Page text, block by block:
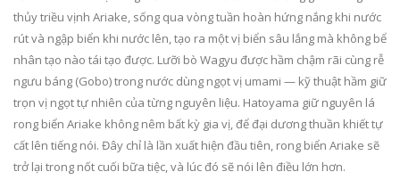
thủy triều vịnh Ariake, sống qua vòng tuần hoàn hứng nắng khi nước
rút và ngập biển khi nước lên, tạo ra một vị biển sâu lắng mà không bể
nhân tạo nào tái tạo được. Lưỡi bò Wagyu được hầm chậm rãi cùng rễ
ngưu báng (Gobo) trong nước dùng ngọt vị umami — kỹ thuật hầm giữ
trọn vị ngọt tự nhiên của từng nguyên liệu. Hatoyama giữ nguyên lá
rong biển Ariake không nêm bất kỳ gia vị, để đại dương thuần khiết tự
cất lên tiếng nói. Đây chỉ là lần xuất hiện đầu tiên, rong biển Ariake sẽ
trở lại trong nốt cuối bữa tiệc, và lúc đó sẽ nói lên điều lớn hơn.